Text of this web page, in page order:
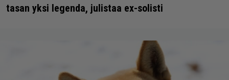
tasan yksi legenda, julistaa ex-solisti